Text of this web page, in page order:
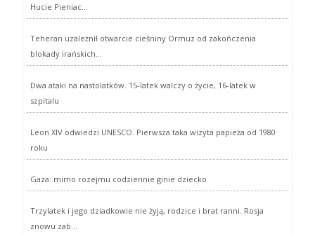
Hucie Pieniac...
Teheran uzależnił otwarcie cieśniny Ormuz od zakończenia
blokady irańskich...
Dwa ataki na nastolatków. 15-latek walczy o życie, 16-latek w
szpitalu
Leon XIV odwiedzi UNESCO. Pierwsza taka wizyta papieża od 1980
roku
Gaza: mimo rozejmu codziennie ginie dziecko
Trzylatek i jego dziadkowie nie żyją, rodzice i brat ranni. Rosja
znowu zab...